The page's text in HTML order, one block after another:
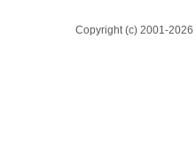
Copyright (c) 2001-